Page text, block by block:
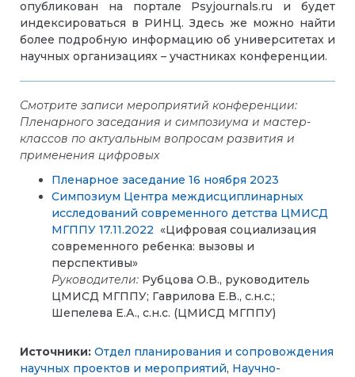
опубликован на портале Psyjournals.ru и будет
индексироваться в РИНЦ. Здесь же можно найти
более подробную информацию об университетах и
научных организациях – участниках конференции.
Смотрите записи мероприятий конференции:
Пленарного заседания и симпозиума и мастер-
классов по актуальным вопросам развития и
применения цифровых
Пленарное заседание 16 ноября 2023
Симпозиум Центра междисциплинарных
исследований современного детства ЦМИСД
МГППУ 17.11.2022 «Цифровая социализация
современного ребенка: вызовы и
перспективы»
Руководители: Рубцова О.В., руководитель
ЦМИСД МГППУ; Гаврилова Е.В., с.н.с.;
Шепелева Е.А., с.н.с. (ЦМИСД МГППУ)
Источники: Отдел планирования и сопровождения
научных проектов и мероприятий, Научно-